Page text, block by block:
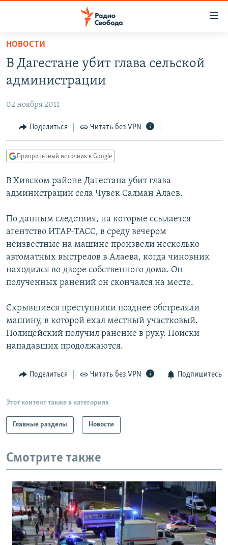
упрощенного
доступа
основному
Вернутся
главной
навигации
Вернутся
ПОДКАСТЫ
АВТОРСКИЕ ПРОЕКТЫ
ЦИТАТЫ СВОБОДЫ
МНЕНИЯ
IDEL.РЕАЛИИ
КАВКАЗ.РЕАЛИИ
СЕВЕР.РЕАЛИИ
СИБИРЬ.РЕАЛИИ
РАСПИСАНИЕ ВЕЩАНИЯ
ПОДПИШИТЕСЬ НА РАССЫЛКУ
СОЦИАЛЬНЫЕ СЕТИ
Все сайты РСЕ/РС
НОВОСТИ
В Дагестане убит глава сельской
администрации
02 ноября 2011
Поделиться Читать без VPN
Приоритетный источник в Google
В Хивском районе Дагестана убит глава
администрации села Чувек Салман Алаев.
По данным следствия, на которые ссылается
агентство ИТАР-ТАСС, в среду вечером
неизвестные на машине произвели несколько
автоматных выстрелов в Алаева, когда чиновник
находился во дворе собственного дома. Он
полученных ранений он скончался на месте.
Скрывшиеся преступники позднее обстреляли
машину, в которой ехал местный участковый.
Полицейский получил ранение в руку. Поиски
нападавших продолжаются.
Поделиться Читать без VPN Подпишитесь
Этот контент также в категориях
Главные разделы Новости
Смотрите также